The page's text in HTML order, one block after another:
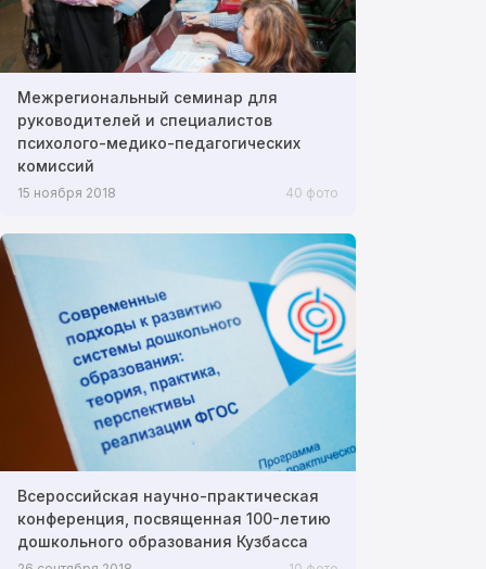
Межрегиональный семинар для
руководителей и специалистов
психолого-медико-педагогических
комиссий
15 ноября 2018 40 фото
Всероссийская научно-практическая
конференция, посвященная 100-летию
дошкольного образования Кузбасса